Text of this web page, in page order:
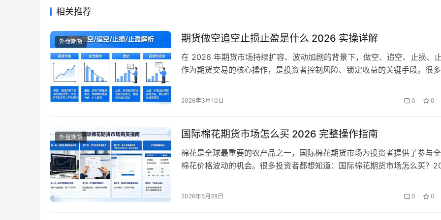
相关推荐
外盘期货 期货做空追空止损止盈是什么 2026 实操详解
在 2026 年期货市场持续扩容、波动加剧的背景下，做空、追空、止损、
作为期货交易的核心操作，是投资者控制风险、锁定收益的关键手段。很多
2026 年期货市场特点，详细拆解四大操作的核心定义、实操逻辑和注意事
2026年3月10日 0 0
外盘期货 国际棉花期货市场怎么买 2026 完整操作指南
棉花是全球最重要的农产品之一，国际棉花期货市场为投资者提供了参与
棉花价格波动的机会。很多投资者都想知道：国际棉花期货市场怎么买？
越来越多。本文将为你提供一份 2026 年完整的国际棉花期货市场操作指南
2026年5月28日 0 0